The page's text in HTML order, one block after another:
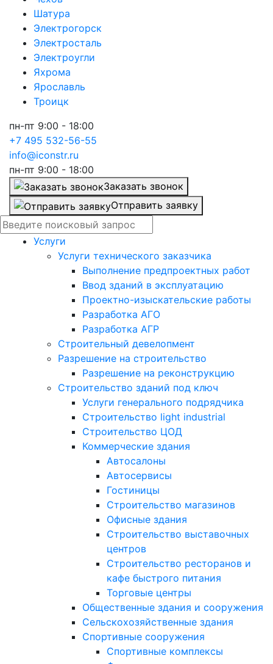
Шатура
Электрогорск
Электросталь
Электроугли
Яхрома
Ярославль
Троицк
пн-пт 9:00 - 18:00
+7 495 532-56-55
info@iconstr.ru
пн-пт 9:00 - 18:00
Заказать звонок
Отправить заявку
Услуги
Услуги технического заказчика
Выполнение предпроектных работ
Ввод зданий в эксплуатацию
Проектно-изыскательские работы
Разработка АГО
Разработка АГР
Строительный девелопмент
Разрешение на строительство
Разрешение на реконструкцию
Строительство зданий под ключ
Услуги генерального подрядчика
Строительство light industrial
Строительство ЦОД
Коммерческие здания
Автосалоны
Автосервисы
Гостиницы
Строительство магазинов
Офисные здания
Строительство выставочных
центров
Строительство ресторанов и
кафе быстрого питания
Торговые центры
Общественные здания и сооружения
Сельскохозяйственные здания
Спортивные сооружения
Спортивные комплексы